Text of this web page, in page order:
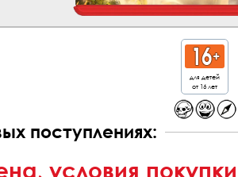
для детей
от 16 лет
поступлениях:
условия